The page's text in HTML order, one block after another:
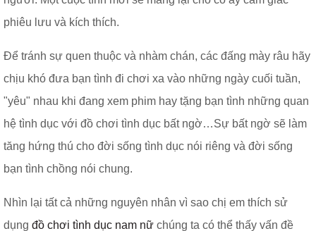
phiêu lưu và kích thích.
Để tránh sự quen thuộc và nhàm chán, các đấng mày râu hãy
chịu khó đưa bạn tình đi chơi xa vào những ngày cuối tuần,
"yêu" nhau khi đang xem phim hay tặng bạn tình những quan
hệ tình dục với đồ chơi tình dục bất ngờ…Sự bất ngờ sẽ làm
tăng hứng thú cho đời sống tình dục nói riêng và đời sống
bạn tình chồng nói chung.
Nhìn lại tất cả những nguyên nhân vì sao chị em thích sử
dụng đồ chơi tình dục nam nữ chúng ta có thể thấy vấn đề